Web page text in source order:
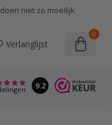
niet zo moeilijk
Verlanglijst
0
9.2